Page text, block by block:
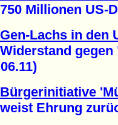
Millionen US-
Gen-Lachs in den
gegen
Bürgerinitiative
Ehrung